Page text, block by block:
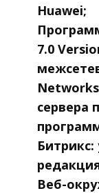
Huawei;
7.0
сервера
Веб-